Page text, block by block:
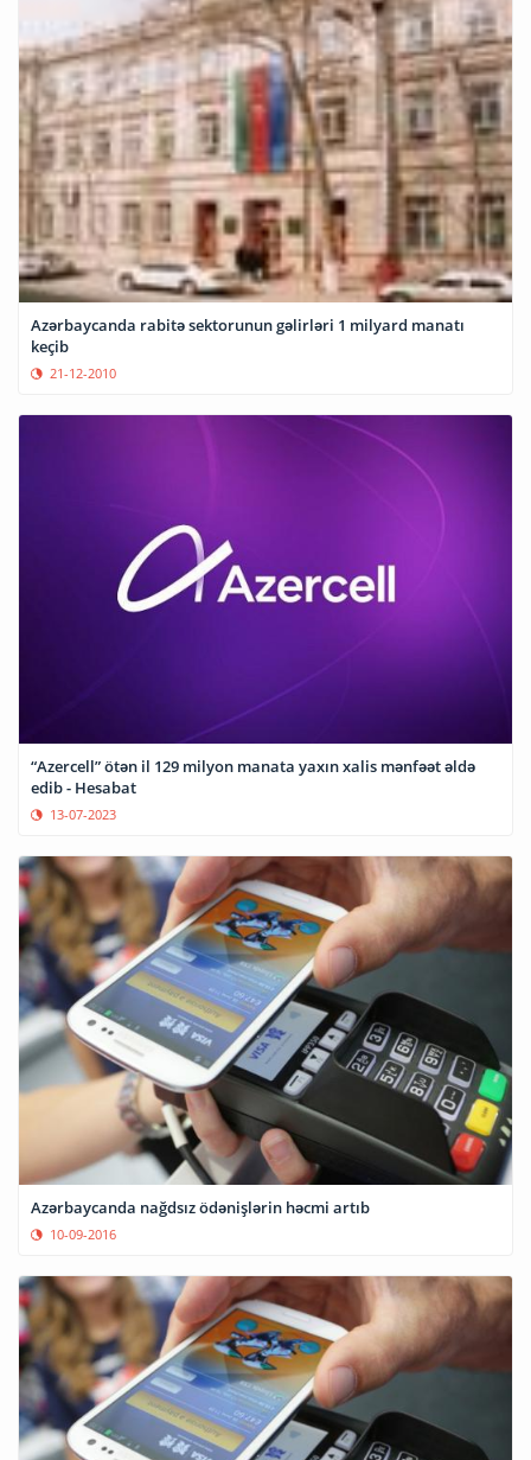
Azərbaycanda rabitə sektorunun gəlirləri 1 milyard manatı
keçib
21-12-2010
“Azercell” ötən il 129 milyon manata yaxın xalis mənfəət əldə
edib - Hesabat
13-07-2023
Azərbaycanda nağdsız ödənişlərin həcmi artıb
10-09-2016